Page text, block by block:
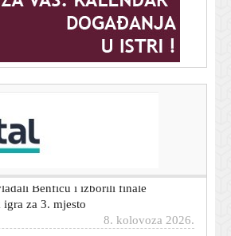
Benficu i izborili finale
za 3. mjesto
u 1. poluvremenu! Pogledajte